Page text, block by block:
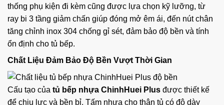
thống phụ kiện đi kèm cũng được lựa chọn kỹ lưỡng, từ
ray bi 3 tầng giảm chấn giúp đóng mở êm ái, đến nút chân
tăng chỉnh inox 304 chống gỉ sét, đảm bảo độ bền và tính
ổn định cho tủ bếp.
Chất Liệu Đảm Bảo Độ Bền Vượt Thời Gian
Cấu tạo của tủ bếp nhựa ChinhHuei Plus được thiết kế
để chịu lực và bền bỉ. Tấm nhựa cho thân tủ có độ dày